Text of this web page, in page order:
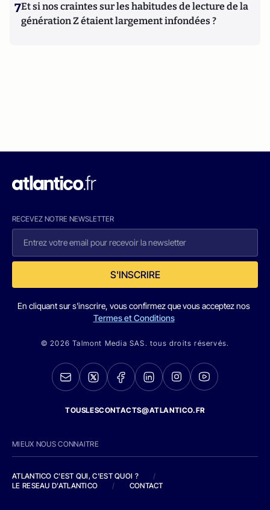
7Et si nos craintes sur les habitudes de lecture de la
génération Z étaient largement infondées ?
RECEVEZ NOTRE NEWSLETTER
S'INSCRIRE
En cliquant sur s'inscrire, vous confirmez que vous acceptez nos
Termes et Conditions
© 2026 Talmont Media SAS. tous droits réservés.
TOUSLESCONTACTS@ATLANTICO.FR
MIEUX NOUS CONNAITRE
ATLANTICO C'EST QUI, C'EST QUOI ?
/
LE RESEAU D'ATLANTICO
/ CONTACT